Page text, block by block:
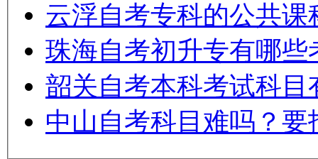
云浮自考专科的公共课
珠海自考初升专有哪些
韶关自考本科考试科目
中山自考科目难吗？